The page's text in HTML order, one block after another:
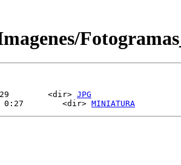
<dir> JPG
0:27        <dir> MINIATURA